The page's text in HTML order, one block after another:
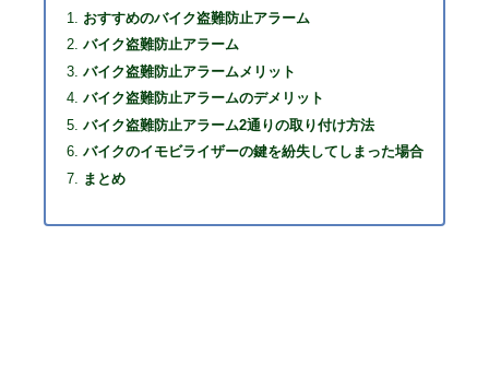
おすすめのバイク盗難防止アラーム
バイク盗難防止アラーム
バイク盗難防止アラームメリット
バイク盗難防止アラームのデメリット
バイク盗難防止アラーム2通りの取り付け方法
バイクのイモビライザーの鍵を紛失してしまった場合
まとめ